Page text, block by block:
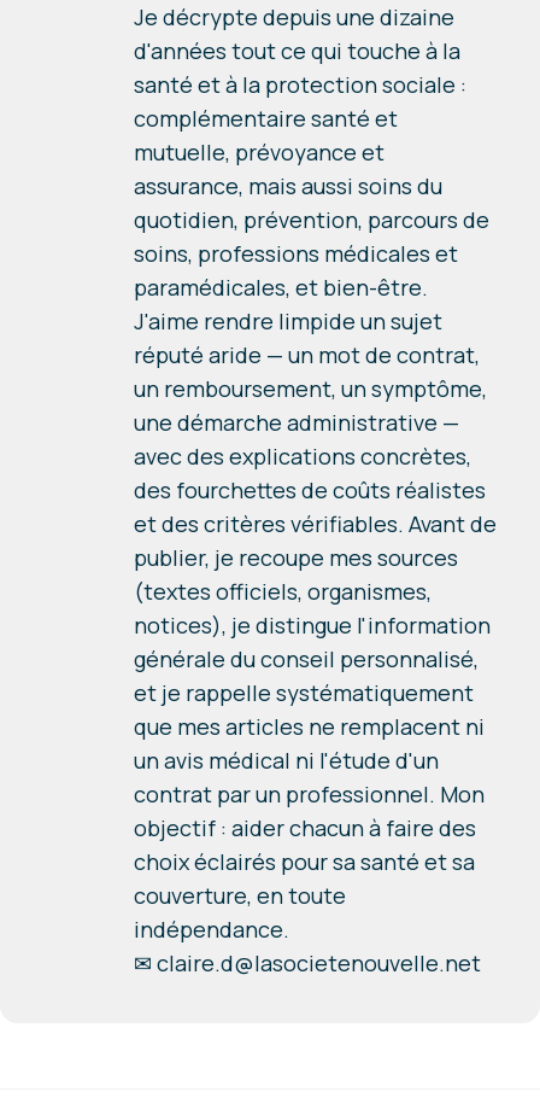
Je décrypte depuis une dizaine
d'années tout ce qui touche à la
santé et à la protection sociale :
complémentaire santé et
mutuelle, prévoyance et
assurance, mais aussi soins du
quotidien, prévention, parcours de
soins, professions médicales et
paramédicales, et bien-être.
J'aime rendre limpide un sujet
réputé aride — un mot de contrat,
un remboursement, un symptôme,
une démarche administrative —
avec des explications concrètes,
des fourchettes de coûts réalistes
et des critères vérifiables. Avant de
publier, je recoupe mes sources
(textes officiels, organismes,
notices), je distingue l'information
générale du conseil personnalisé,
et je rappelle systématiquement
que mes articles ne remplacent ni
un avis médical ni l'étude d'un
contrat par un professionnel. Mon
objectif : aider chacun à faire des
choix éclairés pour sa santé et sa
couverture, en toute
indépendance.
✉ claire.d@lasocietenouvelle.net